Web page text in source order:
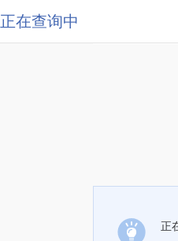
正在查询中
正